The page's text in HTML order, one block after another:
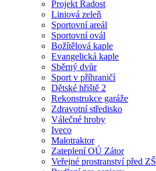
Projekt Radost
Liniová zeleň
Sportovní areál
Sportovní ovál
Božítělová kaple
Evangelická kaple
Sběrný dvůr
Sport v příhraničí
Dětské hřiště 2
Rekonstrukce garáže
Zdravotní středisko
Válečné hroby
Iveco
Malotraktor
Zateplení OÚ Zátor
Veřejné prostranství před ZŠ